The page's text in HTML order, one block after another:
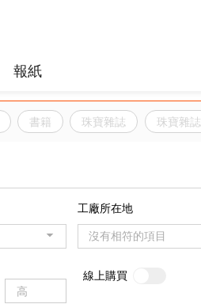
書籍 珠寶雜誌 珠寶雜誌
工廠所在地
沒有相符的項目
線上購買